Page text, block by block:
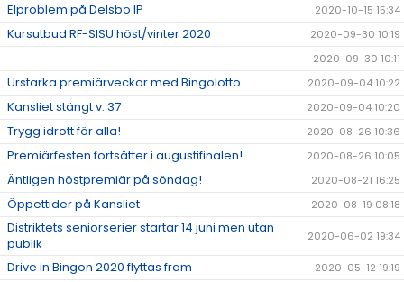
Elproblem på Delsbo IP 2020-10-15 15:34
Kursutbud RF-SISU höst/vinter 2020
2020-09-30 10:19
2020-09-30 10:11
Urstarka premiärveckor med Bingolotto 2020-09-04 10:22
Kansliet stängt v. 37 2020-09-04 10:20
Trygg idrott för alla! 2020-08-26 10:36
Premiärfesten fortsätter i augustifinalen! 2020-08-26 10:05
Äntligen höstpremiär på söndag! 2020-08-21 16:25
Öppettider på Kansliet 2020-08-19 08:18
Distriktets seniorserier startar 14 juni men utan
publik
2020-06-02 19:34
Drive in Bingon 2020 flyttas fram 2020-05-12 19:19